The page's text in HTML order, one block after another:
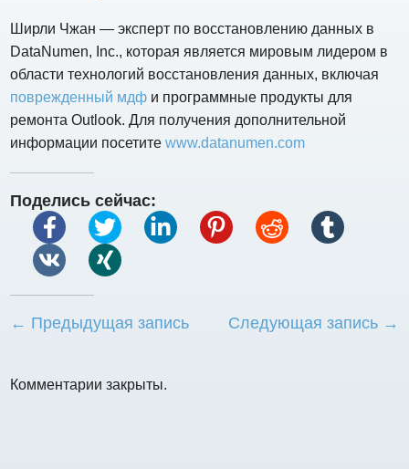
Ширли Чжан — эксперт по восстановлению данных в
DataNumen, Inc., которая является мировым лидером в
области технологий восстановления данных, включая
поврежденный мдф и программные продукты для
ремонта Outlook. Для получения дополнительной
информации посетитеwww.datanumen.com
Поделись сейчас:
← Предыдущая запись Следующая запись →
Комментарии закрыты.